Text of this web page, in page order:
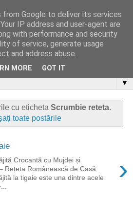
▼
cu eticheta Scrumbie reteta.
toate postările
›
Crocantă cu Mujdei și
Rețeta Românească de Casă
la tigaie este una dintre acele
from Google to deliver its services
IP address and user-agent are
with performance and security
of service, generate usage
and address abuse.
MORE GOT IT